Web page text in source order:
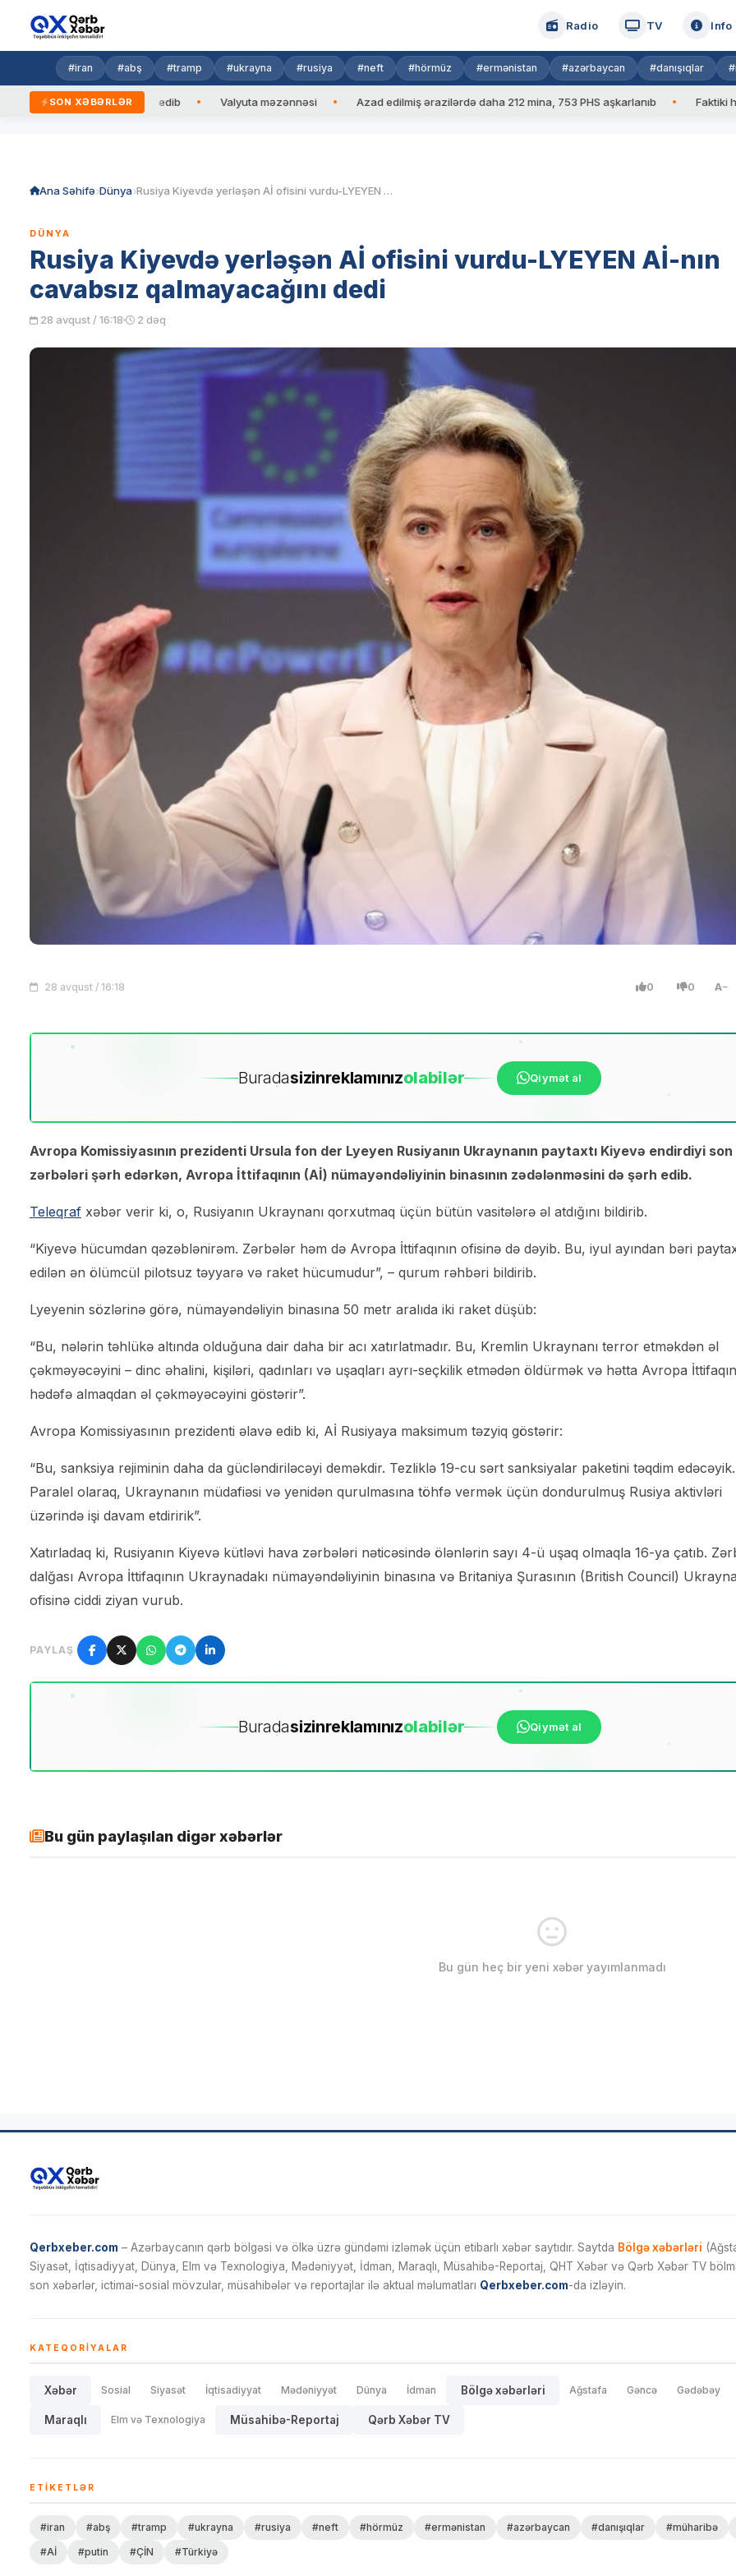
Radio TV Info
#iran #abş #tramp #ukrayna #rusiya #neft #hörmüz #ermənistan #azərbaycan #danışıqlar
SON XƏBƏRLƏR
Prezidentinə zəng edib Valyuta məzənnəsi Azad edilmiş ərazilərdə daha 212 mina, 753 PHS aşkarlanıb Faktiki hava: 39
Ana Səhifə Dünya Rusiya Kiyevdə yerləşən Aİ ofisini vurdu-LYEYEN Aİ-nın cavabsız qalmayacağını dedi
DÜNYA
Rusiya Kiyevdə yerləşən Aİ ofisini vurdu-LYEYEN Aİ-nın
cavabsız qalmayacağını dedi
28 avqust / 16:18 2 dəq
28 avqust / 16:18 0 0 A
Buradasizinreklamınızolabilər Qiymət al
Avropa Komissiyasının prezidenti Ursula fon der Lyeyen Rusiyanın Ukraynanın paytaxtı Kiyevə endirdiyi son
zərbələri şərh edərkən, Avropa İttifaqının (Aİ) nümayəndəliyinin binasının zədələnməsini də şərh edib.
Teleqraf xəbər verir ki, o, Rusiyanın Ukraynanı qorxutmaq üçün bütün vasitələrə əl atdığını bildirib.
“Kiyevə hücumdan qəzəblənirəm. Zərbələr həm də Avropa İttifaqının ofisinə də dəyib. Bu, iyul ayından bəri
edilən ən ölümcül pilotsuz təyyarə və raket hücumudur”, – qurum rəhbəri bildirib.
Lyeyenin sözlərinə görə, nümayəndəliyin binasına 50 metr aralıda iki raket düşüb:
“Bu, nələrin təhlükə altında olduğuna dair daha bir acı xatırlatmadır. Bu, Kremlin Ukraynanı terror etməkdən əl
çəkməyəcəyini – dinc əhalini, kişiləri, qadınları və uşaqları ayrı-seçkilik etmədən öldürmək və hətta Avropa
hədəfə almaqdan əl çəkməyəcəyini göstərir”.
Avropa Komissiyasının prezidenti əlavə edib ki, Aİ Rusiyaya maksimum təzyiq göstərir:
“Bu, sanksiya rejiminin daha da gücləndiriləcəyi deməkdir. Tezliklə 19-cu sərt sanksiyalar paketini təqdim edəcəyik.
Paralel olaraq, Ukraynanın müdafiəsi və yenidən qurulmasına töhfə vermək üçün dondurulmuş Rusiya aktivləri
üzərində işi davam etdiririk”.
Xatırladaq ki, Rusiyanın Kiyevə kütləvi hava zərbələri nəticəsində ölənlərin sayı 4-ü uşaq olmaqla 16-ya çatıb.
dalğası Avropa İttifaqının Ukraynadakı nümayəndəliyinin binasına və Britaniya Şurasının (British Council)
ofisinə ciddi ziyan vurub.
PAYLAŞ
Buradasizinreklamınızolabilər Qiymət al
Bu gün paylaşılan digər xəbərlər
Bu gün heç bir yeni xəbər yayımlanmadı
Qerbxeber.com – Azərbaycanın qərb bölgəsi və ölkə üzrə gündəmi izləmək üçün etibarlı xəbər saytıdır. Saytda Bölgə xəbərləri
Siyasət, İqtisadiyyat, Dünya, Elm və Texnologiya, Mədəniyyət, İdman, Maraqlı, Müsahibə-Reportaj, QHT Xəbər və Qərb Xəbər TV
son xəbərlər, ictimai-sosial mövzular, müsahibələr və reportajlar ilə aktual məlumatları Qerbxeber.com-da izləyin.
KATEQORIYALAR
Xəbər Sosial Siyasət İqtisadiyyat Mədəniyyət Dünya İdman Bölgə xəbərləri Ağstafa Gəncə Gədəbəy
Maraqlı Elm və Texnologiya Müsahibə-Reportaj Qərb Xəbər TV
ETIKETLƏR
#iran #abş #tramp #ukrayna #rusiya #neft #hörmüz #ermənistan #azərbaycan #danışıqlar #müharibə
#Aİ
#putin #ÇİN #Türkiyə